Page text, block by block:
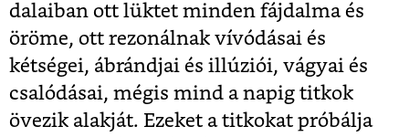
dalaiban ott lüktet minden fájdalma és
öröme, ott rezonálnak vívódásai és
kétségei, ábrándjai és illúziói, vágyai és
csalódásai, mégis mind a napig titkok
övezik alakját. Ezeket a titkokat próbálja